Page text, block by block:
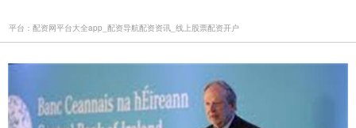
平台：配资网平台大全app_配资导航配资资讯_线上股票配资开户